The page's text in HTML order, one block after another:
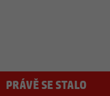
PRÁVĚ SE STALO